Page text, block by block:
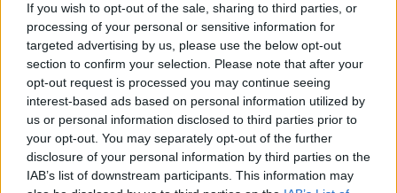
If you wish to opt-out of the sale, sharing to third parties, or
processing of your personal or sensitive information for
targeted advertising by us, please use the below opt-out
section to confirm your selection. Please note that after your
opt-out request is processed you may continue seeing
interest-based ads based on personal information utilized by
us or personal information disclosed to third parties prior to
your opt-out. You may separately opt-out of the further
disclosure of your personal information by third parties on the
IAB’s list of downstream participants. This information may
mindenképpen, amint ez sokaknak erős
meggyőződése, és ezt nem hagyhatták szó nélkül.
Este lett és reggel, majd megint este, megint reggel,
aztán megint... itt lehet ásítani, kérem. Megvolt az
ateista busz kampány, most…
Kommunikációs labirintus
bonne• 2008. november 16.